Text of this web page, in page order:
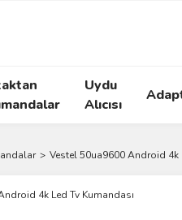
Uydu
Alıcısı
Vestel 50ua9600 Android 4k